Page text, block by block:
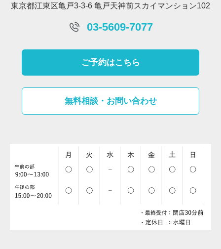
東京都江東区亀戸3-3-6 亀戸天神前スカイマンション102
03-5609-7077
ご予約はこちら
無料相談・お問い合わせ